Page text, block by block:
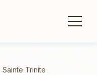
Sainte Trinite